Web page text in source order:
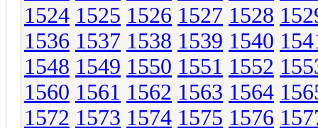
1524 1525 1526 1527 1528
1536 1537 1538 1539 1540
1548 1549 1550 1551 1552
1560 1561 1562 1563 1564
1572 1573 1574 1575 1576